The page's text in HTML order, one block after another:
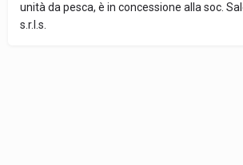
unità da pesca, è in concessione alla soc.
s.r.l.s.